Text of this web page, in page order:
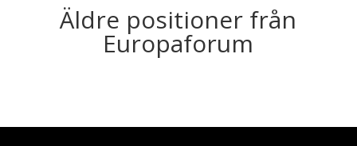
Äldre positioner från
Europaforum